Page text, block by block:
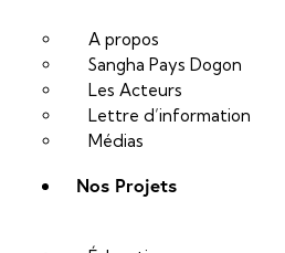
A propos
Sangha Pays Dogon
Les Acteurs
Lettre d’information
Médias
Nos Projets